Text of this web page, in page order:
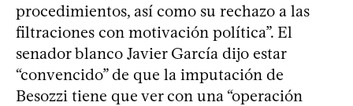
procedimientos, así como su rechazo a las
filtraciones con motivación política”. El
senador blanco Javier García dijo estar
“convencido” de que la imputación de
Besozzi tiene que ver con una “operación